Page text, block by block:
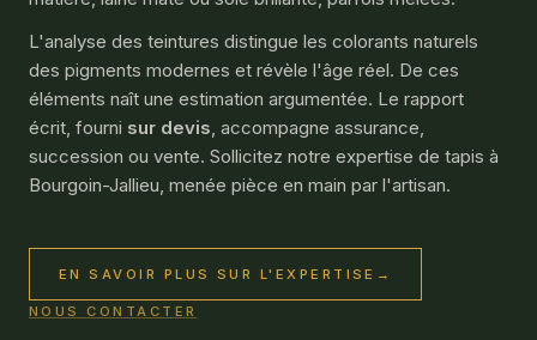
L'analyse des teintures distingue les colorants naturels
des pigments modernes et révèle l'âge réel. De ces
éléments naît une estimation argumentée. Le rapport
écrit, fourni sur devis, accompagne assurance,
succession ou vente. Sollicitez notre expertise de tapis à
Bourgoin-Jallieu, menée pièce en main par l'artisan.
EN SAVOIR PLUS SUR L'EXPERTISE →
NOUS CONTACTER